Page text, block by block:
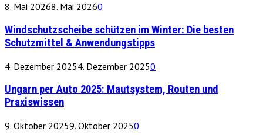
8. Mai 20268. Mai 20260
Windschutzscheibe schützen im Winter: Die besten
Schutzmittel & Anwendungstipps
4. Dezember 20254. Dezember 20250
Ungarn per Auto 2025: Mautsystem, Routen und
Praxiswissen
9. Oktober 20259. Oktober 20250